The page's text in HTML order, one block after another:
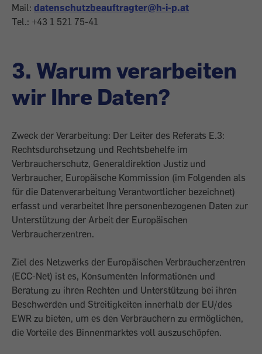
Mail: datenschutzbeauftragter@h-i-p.at
Tel.: +43 1 521 75-41
3. Warum verarbeiten
wir Ihre Daten?
Zweck der Verarbeitung: Der Leiter des Referats E.3:
Rechtsdurchsetzung und Rechtsbehelfe im
Verbraucherschutz, Generaldirektion Justiz und
Verbraucher, Europäische Kommission (im Folgenden als
für die Datenverarbeitung Verantwortlicher bezeichnet)
erfasst und verarbeitet Ihre personenbezogenen Daten zur
Unterstützung der Arbeit der Europäischen
Verbraucherzentren.
Ziel des Netzwerks der Europäischen Verbraucherzentren
(ECC-Net) ist es, Konsumenten Informationen und
Beratung zu ihren Rechten und Unterstützung bei ihren
Beschwerden und Streitigkeiten innerhalb der EU/des
EWR zu bieten, um es den Verbrauchern zu ermöglichen,
die Vorteile des Binnenmarktes voll auszuschöpfen.